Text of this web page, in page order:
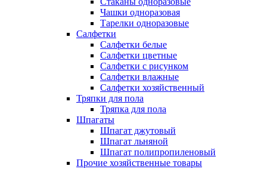
Чашки одноразовая
Тарелки одноразовые
Салфетки
Салфетки белые
Салфетки цветные
Салфетки с рисунком
Салфетки влажные
Салфетки хозяйственный
Тряпки для пола
Тряпка для пола
Шпагаты
Шпагат джутовый
Шпагат льняной
Шпагат полипропиленовый
Прочие хозяйственные товары